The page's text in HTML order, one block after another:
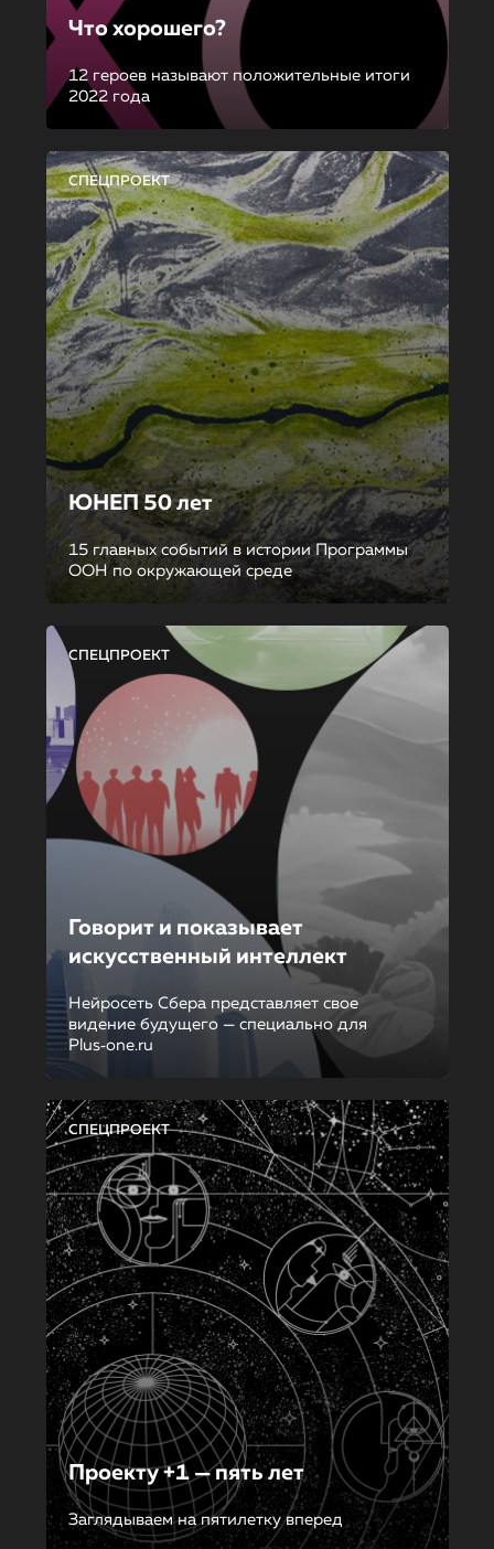
Что хорошего?
12 героев называют положительные итоги
2022 года
СПЕЦПРОЕКТ
ЮНЕП 50 лет
15 главных событий в истории Программы
ООН по окружающей среде
СПЕЦПРОЕКТ
Говорит и показывает
искусственный интеллект
Нейросеть Сбера представляет свое
видение будущего — специально для
Plus‑one.ru
СПЕЦПРОЕКТ
Проекту +1 — пять лет
Заглядываем на пятилетку вперед